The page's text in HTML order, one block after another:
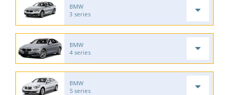
BMW
3 series
BMW
4 series
BMW
5 series